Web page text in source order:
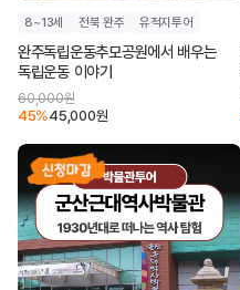
8~13세 전북 완주 유적지투어
완주독립운동추모공원에서 배우는
독립운동 이야기
60,000원
45%45,000원